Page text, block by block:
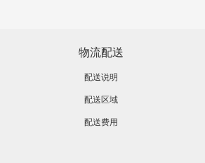
物流配送
配送说明
配送区域
配送费用